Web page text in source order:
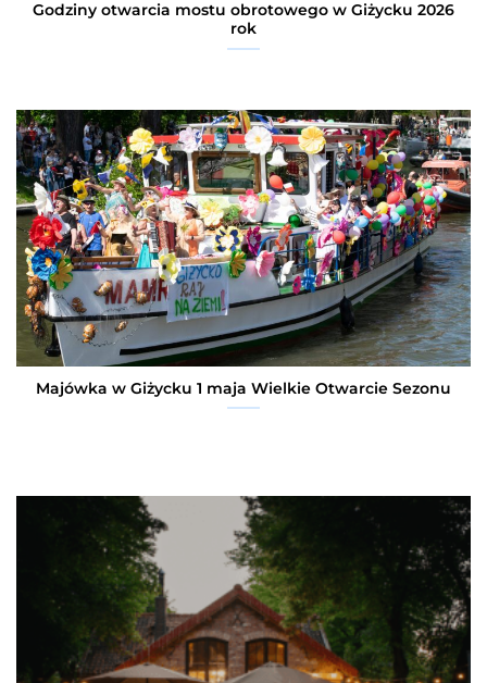
Godziny otwarcia mostu obrotowego w Giżycku 2026
rok
Majówka w Giżycku 1 maja Wielkie Otwarcie Sezonu